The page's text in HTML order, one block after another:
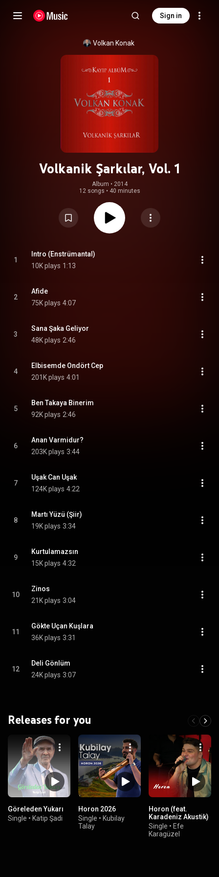
Sign in
Volkan Konak
Volkanik Şarkılar, Vol. 1
Album • 2014
12 songs • 40 minutes
1
Intro (Enstrümantal)
10K plays 1:13
2
Afide
75K plays 4:07
3
Sana Şaka Geliyor
48K plays 2:46
4
Elbisemde Ondört Cep
201K plays 4:01
5
Ben Takaya Binerim
92K plays 2:46
6
Anan Varmidur?
203K plays 3:44
7
Uşak Can Uşak
124K plays 4:22
8
Martı Yüzü (Şiir)
19K plays 3:34
9
Kurtulamazsın
15K plays 4:32
10
Zinos
21K plays 3:04
11
Gökte Uçan Kuşlara
36K plays 3:31
12
Deli Gönlüm
24K plays 3:07
Releases for you
Göreleden Yukarı
Single • Katip Şadi
Horon 2026
Single • Kubilay
Talay
Horon (feat.
Karadeniz Akustik)
Single • Efe
Karagüzel